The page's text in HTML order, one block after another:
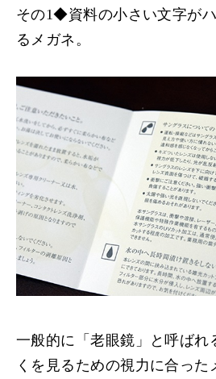
その1◆資料の小さい文字が
るメガネ。
一般的に「老眼鏡」と呼ばれ
くを見るための視力に合った